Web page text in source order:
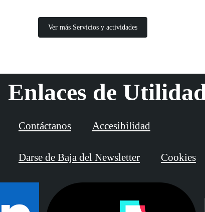
Ver más Servicios y actividades
Enlaces de
Contáctanos Accesibilidad
Darse de Baja del Newsletter Cookies